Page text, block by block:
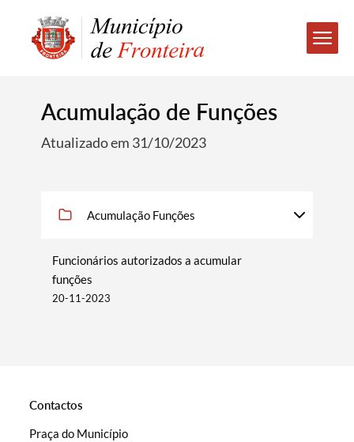
Acumulação de Funções
Atualizado em 31/10/2023
Acumulação Funções
Funcionários autorizados a acumular
funções
20-11-2023
Contactos
Praça do Município